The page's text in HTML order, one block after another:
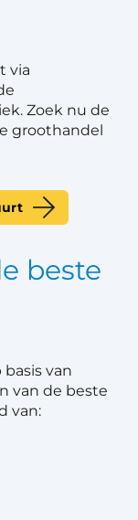
via
Zoek nu de
groothandel
beste
van
van de beste
van: